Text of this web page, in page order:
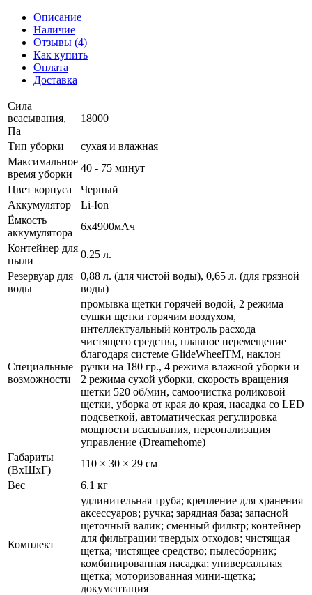
Описание
Наличие
Отзывы (4)
Как купить
Оплата
Доставка
Сила
всасывания,
Па
18000
Тип уборки
сухая и влажная
Максимальное
время уборки
40 - 75 минут
Цвет корпуса
Черный
Аккумулятор
Li-Ion
Ёмкость
аккумулятора
6х4900мАч
Контейнер для
пыли
0.25 л.
Резервуар для
воды
0,88 л. (для чистой воды), 0,65 л. (для грязной
воды)
Специальные
возможности
промывка щетки горячей водой, 2 режима
сушки щетки горячим воздухом,
интеллектуальный контроль расхода
чистящего средства, плавное перемещение
благодаря системе GlideWheelTM, наклон
ручки на 180 гр., 4 режима влажной уборки и
2 режима сухой уборки, скорость вращения
шетки 520 об/мин, самоочистка роликовой
щетки, уборка от края до края, насадка со LED
подсветкой, автоматическая регулировка
мощности всасывания, персонализация
управление (Dreamehome)
Габариты
(ВхШхГ)
110 × 30 × 29 см
Вес
6.1 кг
Комплект
удлинительная труба; крепление для хранения
аксессуаров; ручка; зарядная база; запасной
щеточный валик; сменный фильтр; контейнер
для фильтрации твердых отходов; чистящая
щетка; чистящее средство; пылесборник;
комбинированная насадка; универсальная
щетка; моторизованная мини-щетка;
документация